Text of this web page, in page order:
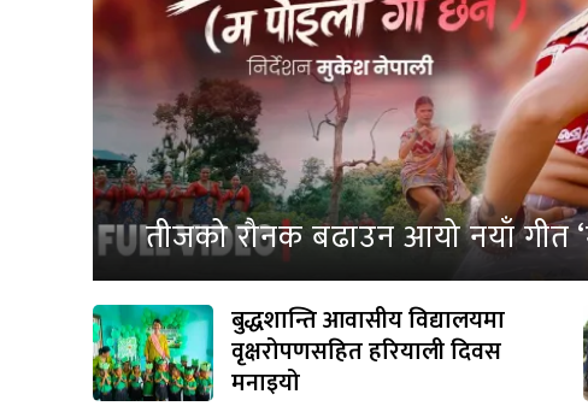
तीजको रौनक बढाउन आयो नयाँ गीत
बुद्धशान्ति आवासीय विद्यालयमा
वृक्षरोपणसहित हरियाली दिवस
मनाइयो